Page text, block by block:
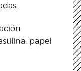
papel